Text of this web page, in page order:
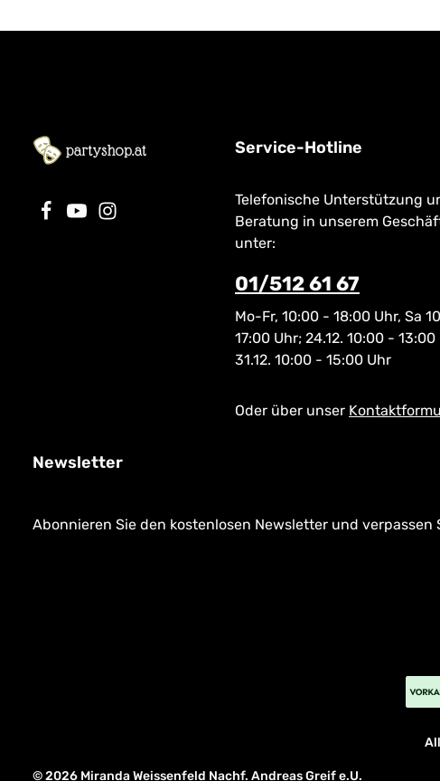
Service-Hotline
Telefonische Unterstützung
Beratung in unserem
unter:
01/512 61 67
Mo-Fr, 10:00 - 18:00 Uhr, Sa
17:00 Uhr; 24.12. 10:00 - 13:00
31.12. 10:00 - 15:00 Uhr
Oder über unser
Newsletter
Abonnieren Sie den kostenlosen Newsletter und verpassen
© 2026 Miranda Weissenfeld Nachf. Andreas Greif e.U.